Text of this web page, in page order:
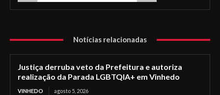
Notícias relacionadas
Justiça derruba veto da Prefeitura e autoriza
realização da Parada LGBTQIA+ em Vinhedo
VINHEDO agosto 5, 2026